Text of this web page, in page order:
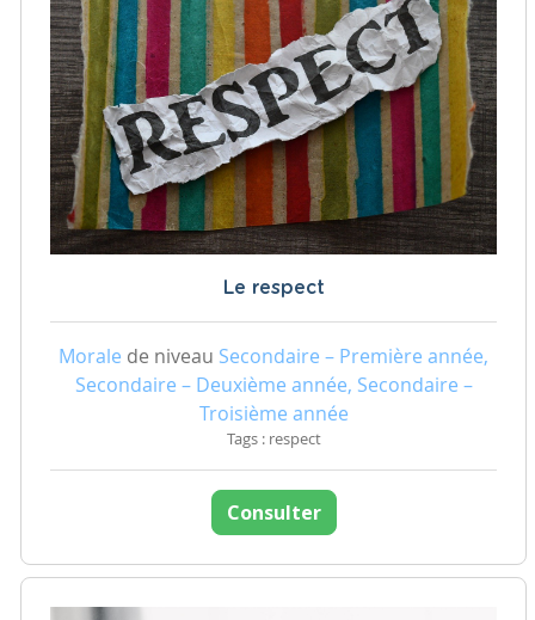
Le respect
Morale de niveau Secondaire – Première année,
Secondaire – Deuxième année, Secondaire –
Troisième année
Tags : respect
Consulter